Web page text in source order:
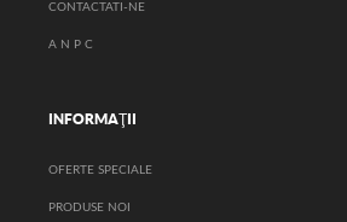
CONTACTATI-NE
A N P C
INFORMAŢII
OFERTE SPECIALE
PRODUSE NOI